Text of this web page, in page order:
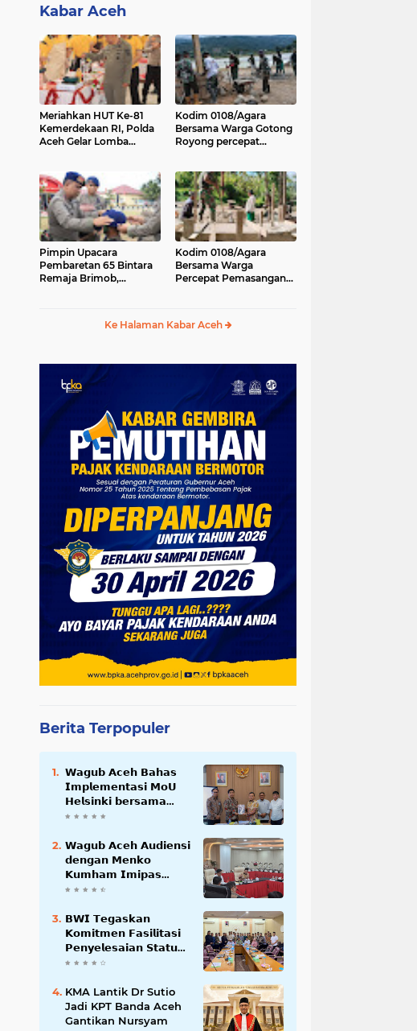
Kabar Aceh
Meriahkan HUT Ke-81
Kemerdekaan RI, Polda
Aceh Gelar Lomba
Kodim 0108/Agara
Bersama Warga Gotong
Royong percepat
Desa Gulo Aceh
Tenggara
Pimpin Upacara
Pembaretan 65 Bintara
Remaja Brimob,
Kodim 0108/Agara
Bersama Warga
Percepat Pemasangan
Ke Halaman Kabar Aceh
Berita Terpopuler
𝗪𝗮𝗴𝘂𝗯 𝗔𝗰𝗲𝗵 𝗕𝗮𝗵𝗮𝘀
𝗜𝗺𝗽𝗹𝗲𝗺𝗲𝗻𝘁𝗮𝘀𝗶 𝗠𝗼𝗨
𝗛𝗲𝗹𝘀𝗶𝗻𝗸𝗶 𝗯𝗲𝗿𝘀𝗮𝗺𝗮
𝗦𝗲𝗸𝗿𝗲𝘁𝗮𝗿𝗶𝗮𝘁 𝗡𝗲𝗴𝗮𝗿𝗮
𝗪𝗮𝗴𝘂𝗯 𝗔𝗰𝗲𝗵 𝗔𝘂𝗱𝗶𝗲𝗻𝘀𝗶
𝗱𝗲𝗻𝗴𝗮𝗻 𝗠𝗲𝗻𝗸𝗼
𝗞𝘂𝗺𝗵𝗮𝗺 𝗜𝗺𝗶𝗽𝗮𝘀
𝗧𝗲𝗿𝗸𝗮𝗶𝘁 𝗦𝘁𝗮𝘁𝘂𝘀 𝗪𝗮𝗸𝗮𝗳
𝗕𝗪𝗜 𝗧𝗲𝗴𝗮𝘀𝗸𝗮𝗻
𝗞𝗼𝗺𝗶𝘁𝗺𝗲𝗻 𝗙𝗮𝘀𝗶𝗹𝗶𝘁𝗮𝘀𝗶
𝗣𝗲𝗻𝘆𝗲𝗹𝗲𝘀𝗮𝗶𝗮𝗻 𝗦𝘁𝗮𝘁𝘂𝘀
𝗪𝗮𝗸𝗮𝗳 𝗕𝗹𝗮𝗻𝗴 𝗣𝗮𝗱𝗮𝗻𝗴
KMA Lantik Dr Sutio
Jadi KPT Banda Aceh
Gantikan Nursyam